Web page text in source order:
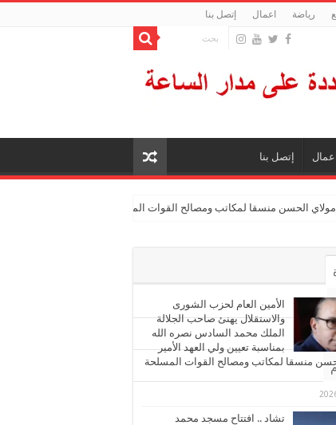
رياضة اعمال إتصل بنا
اعمال إتصل بنا
الحسن منسقا لمكاتب ومصالح القوات المسلحة الملكية
الأمين العام لحزب الشورى
والاستقلال يهنئ صاحب الجلالة
الملك محمد السادس نصره الله
بمناسبة تعيين ولي العهد الأمير
منسقا لمكاتب ومصالح القوات المسلحة
تشاد .. افتتاح مسجد محمد